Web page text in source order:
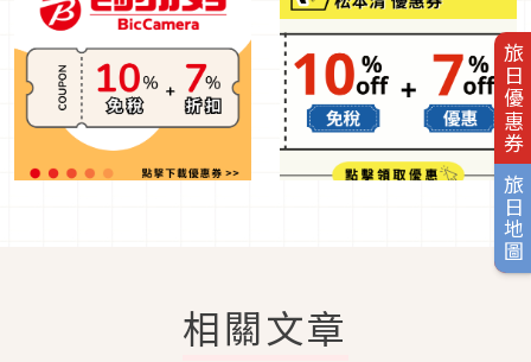
旅日優惠券
旅日地圖
相關文章